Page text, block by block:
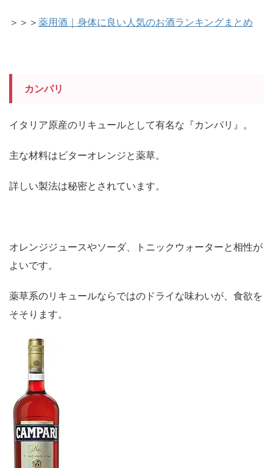
＞＞＞ 薬用酒｜身体に良い人気のお酒ランキングまとめ
カンパリ
イタリア原産のリキュールとして有名な『カンパリ』。
主な材料はビターオレンジと薬草。
詳しい製法は秘密とされています。
オレンジジュースやソーダ、トニックウォーターと相性が
よいです。
薬草系のリキュールならではのドライな味わいが、食欲を
そそります。